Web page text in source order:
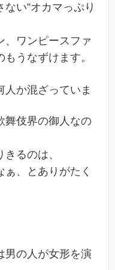
い”オカマっぷり
、ワンピースファ
うなずけます。
か混ざっていま
舞伎界の御人なの
るのは、
、とありがたく
男の人が女形を演